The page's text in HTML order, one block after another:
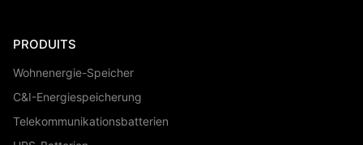
PRODUITS
Wohnenergie-Speicher
C&I-Energiespeicherung
Telekommunikationsbatterien